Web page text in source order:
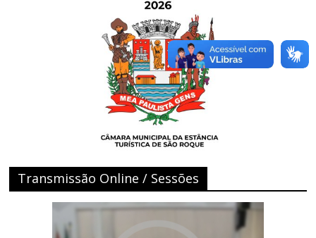
Transmissão Online / Sessões